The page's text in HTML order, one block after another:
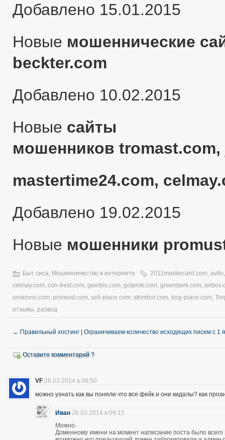
Добавлено 15.01.2015
Новые мошеннические
beckter.com
Добавлено 10.02.2015
Новые сайты
мошенников
mastertime24.com,
Добавлено 19.02.2015
Новые мошенники
Быт сиса, Мошенничество в интернете 2011mastercard.com, avito
celmay.com, con-trest.com, geelbis.com, golprok.com, greenberk.com,
prokrons.com, promust.com, sell-place.com, strimbor.com, torg-place.com,
отзывы, развод
← Правильный хостинг | Ограничиваем количество исходящих писем с 1
Оставите комментарий ?
VF 26.03.2014 в 08:50
можно узнать как вы поняли что все фейк и они кидалы? как
Иван 26.03.2014 в 09:15
Можно.
Доменному имени на момент написание поста было